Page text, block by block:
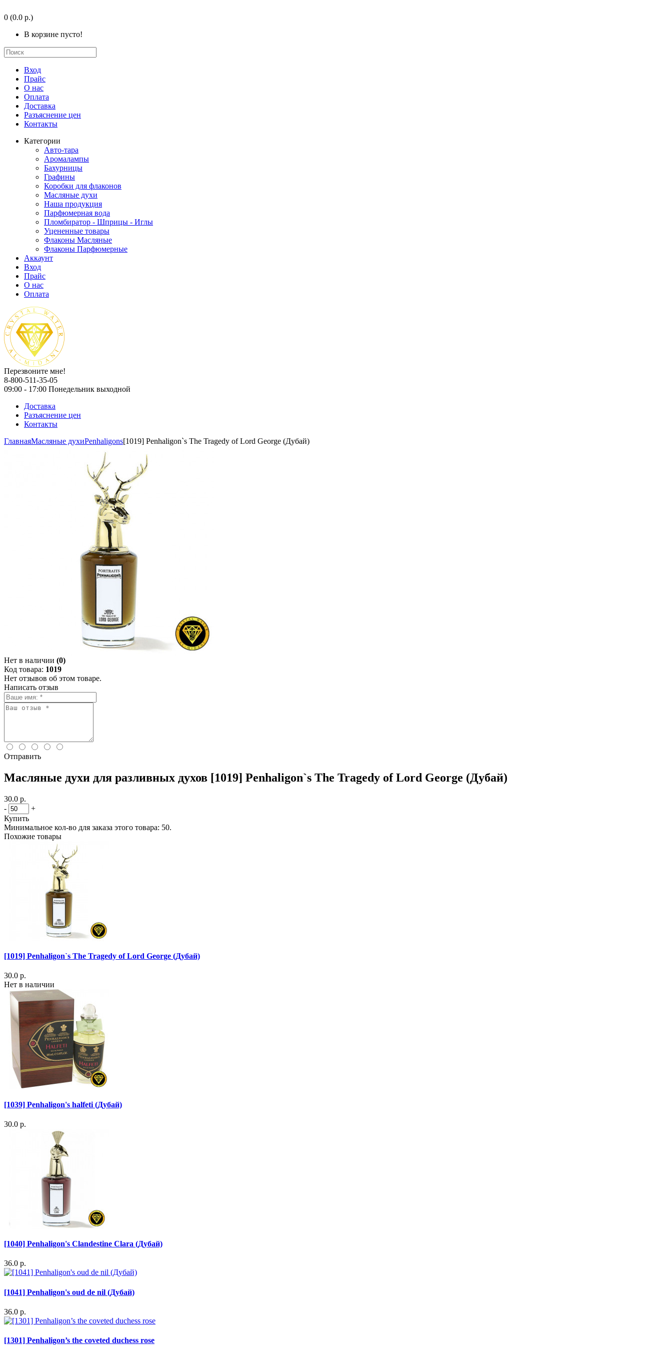
0 (0.0 р.)
В корзине пусто!
Вход
Прайс
О нас
Оплата
Доставка
Разъяснение цен
Контакты
Категории
Авто-тара
Аромалампы
Бахурницы
Графины
Коробки для флаконов
Масляные духи
Наша продукция
Парфюмерная вода
Пломбиратор - Шприцы - Иглы
Уцененные товары
Флаконы Масляные
Флаконы Парфюмерные
Аккаунт
Вход
Прайс
О нас
Оплата
Перезвоните мне!
8-800-511-35-05
09:00 - 17:00 Понедельник выходной
Доставка
Разъяснение цен
Контакты
ГлавнаяМасляные духиPenhaligons[1019] Penhaligon`s The Tragedy of Lord George (Дубай)
Нет в наличии (0)
Код товара: 1019
Нет отзывов об этом товаре.
Написать отзыв
Отправить
Масляные духи для разливных духов [1019] Penhaligon`s The Tragedy of Lord George (Дубай)
30.0 р.
-
+
Купить
Минимальное кол-во для заказа этого товара: 50.
Похожие товары
[1019] Penhaligon`s The Tragedy of Lord George (Дубай)
30.0 р.
Нет в наличии
[1039] Penhaligon's halfeti (Дубай)
30.0 р.
[1040] Penhaligon's Clandestine Clara (Дубай)
36.0 р.
[1041] Penhaligon's oud de nil (Дубай)
36.0 р.
[1301] Penhaligon’s the coveted duchess rose